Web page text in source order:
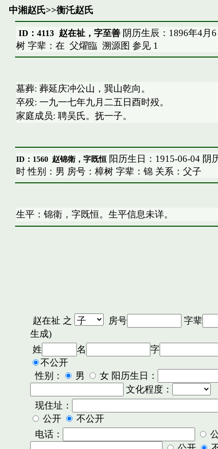
中湘赵氏>>衡汑赵氏
ID：4113 赵在祉，字至善阴历生辰：1896年4月
树 字辈：在 父燿臨 溯源图 参见 1
墓葬: 葬延庆冲公山，巽山乾向。
卒殁: 一九一七年九月二五日酉时殁。
家庭成员: 聘吴氏。抚一子。
ID：1560 赵锦衛，字既恒阳历生日：1915-06-04 阴
时 性别：男 房号：樟树 字辈：锦 关系：父子
生平：锦衛，字既恒。生平信息未详。
赵在祉 之 房号
字辈
生成)
姓
名
字
不公开
性别：
男
女 阳历生日：
文化程度：
现住址：
公开
不公开
电话：